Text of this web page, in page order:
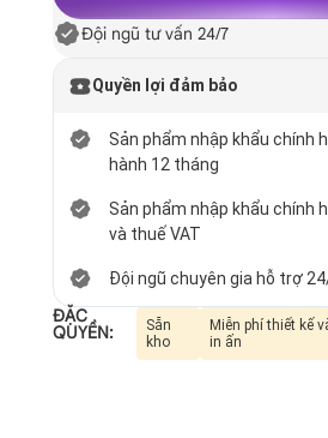
Đội ngũ tư vấn 24/7
Quyền lợi đảm bảo
Sản phẩm nhập khẩu chính
hành 12 tháng
Sản phẩm nhập khẩu chính
và thuế VAT
Đội ngũ chuyên gia hỗ trợ
ĐẶC
QUYỀN:
Sẵn
kho
Miễn phí thiết kế
in ấn